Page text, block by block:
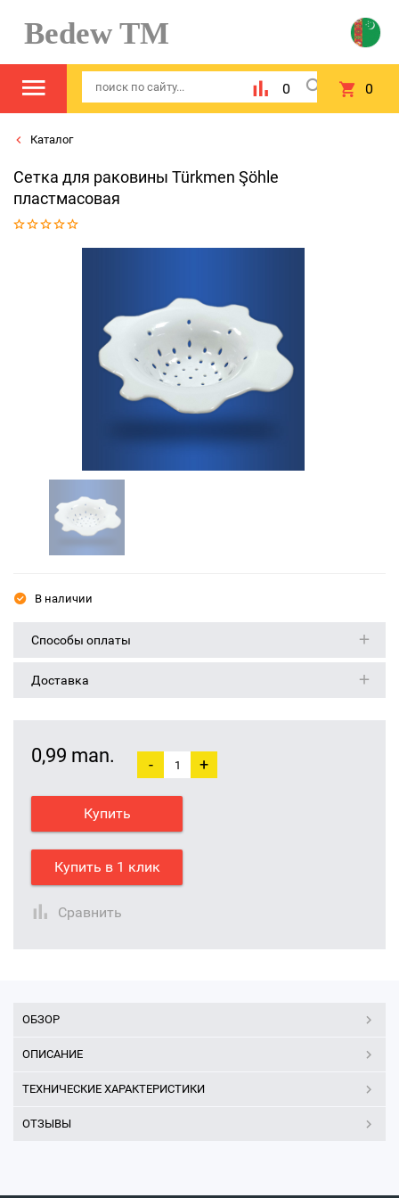
Bedew TM
0 0
Каталог
Сетка для раковины Türkmen Şöhle
пластмасовая
В наличии
Способы оплаты
Доставка
0,99 man. - +
Купить
Купить в 1 клик
Сравнить
ОБЗОР
ОПИСАНИЕ
ТЕХНИЧЕСКИЕ ХАРАКТЕРИСТИКИ
ОТЗЫВЫ